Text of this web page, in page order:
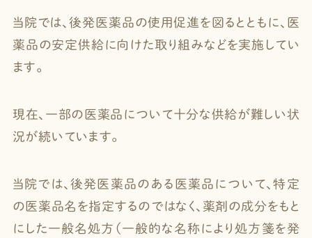
当院では、後発医薬品の使用促進を図るとともに、医
薬品の安定供給に向けた取り組みなどを実施してい
ます。
現在、一部の医薬品について十分な供給が難しい状
況が続いています。
当院では、後発医薬品のある医薬品について、特定
の医薬品名を指定するのではなく、薬剤の成分をもと
にした一般名処方（一般的な名称により処方箋を発